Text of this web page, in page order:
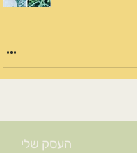
העסק שלי